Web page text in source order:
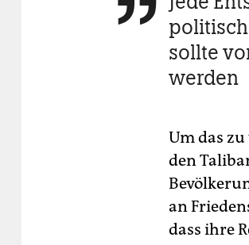

sollte
werden
Um das
den
an
dass ihre